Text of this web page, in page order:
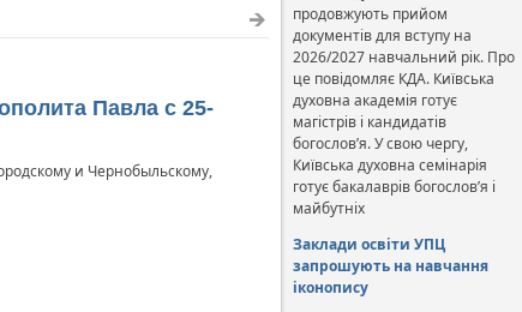
Павла с 25-
и Чернобыльскому,
продовжують прийом
документів для вступу на
2026/2027 навчальний рік. Про
це повідомляє КДА. Київська
духовна академія готує
магістрів і кандидатів
богослов’я. У свою чергу,
Київська духовна семінарія
готує бакалаврів богослов’я і
майбутніх
Заклади освіти УПЦ
запрошують на навчання
іконопису